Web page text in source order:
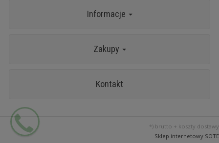
Informacje
Zakupy
Kontakt
*) brutto + koszty dostawy
Sklep internetowy SOTE